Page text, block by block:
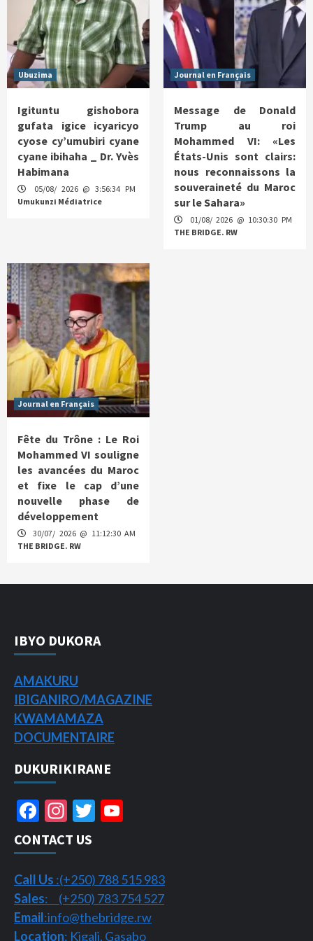
Ubuzima
Igituntu gishobora
gufata igice icyaricyo
cyose cy’umubiri cyane
cyane ibihaha _ Dr. Yvès
Habimana
05/08/ 2026 @ 3:56:34 PM
Umukunzi Médiatrice
Journal en Français
Message de Donald
Trump au roi
Mohammed VI: «Les
États-Unis sont clairs:
nous reconnaissons la
souveraineté du Maroc
sur le Sahara»
01/08/ 2026 @ 10:30:30 PM
THE BRIDGE. RW
Journal en Français
Fête du Trône : Le Roi
Mohammed VI souligne
les avancées du Maroc
et fixe le cap d’une
nouvelle phase de
développement
30/07/ 2026 @ 11:12:30 AM
THE BRIDGE. RW
IBYO DUKORA
AMAKURU
IBIGANIRO/MAGAZINE
KWAMAMAZA
DOCUMENTAIRE
DUKURIKIRANE
Facebook
Instagram
Twitter
CONTACT US
Call Us :(+250) 788 515 983
Sales: (+250) 783 754 527
Email:info@thebridge.rw
Location: Kigali, Gasabo